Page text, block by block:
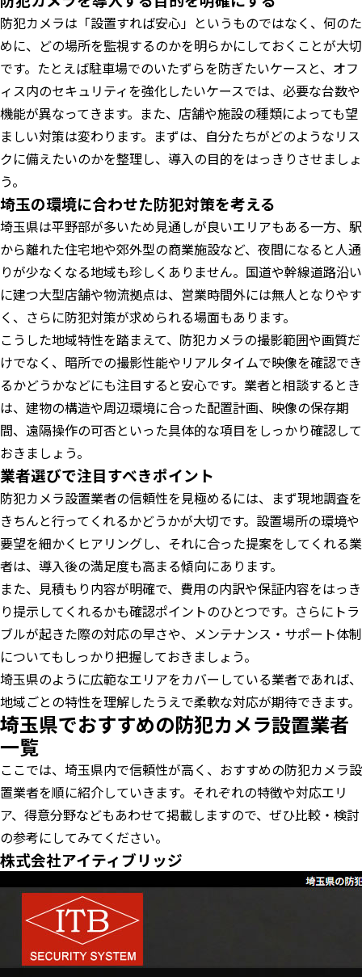
防犯カメラは「設置すれば安心」というものではなく、何のた
めに、どの場所を監視するのかを明らかにしておくことが大切
です。たとえば駐車場でのいたずらを防ぎたいケースと、オフ
ィス内のセキュリティを強化したいケースでは、必要な台数や
機能が異なってきます。また、店舗や施設の種類によっても望
ましい対策は変わります。まずは、自分たちがどのようなリス
クに備えたいのかを整理し、導入の目的をはっきりさせましょ
う。
埼玉の環境に合わせた防犯対策を考える
埼玉県は平野部が多いため見通しが良いエリアもある一方、駅
から離れた住宅地や郊外型の商業施設など、夜間になると人通
りが少なくなる地域も珍しくありません。国道や幹線道路沿い
に建つ大型店舗や物流拠点は、営業時間外には無人となりやす
く、さらに防犯対策が求められる場面もあります。
こうした地域特性を踏まえて、防犯カメラの撮影範囲や画質だ
けでなく、暗所での撮影性能やリアルタイムで映像を確認でき
るかどうかなどにも注目すると安心です。業者と相談するとき
は、建物の構造や周辺環境に合った配置計画、映像の保存期
間、遠隔操作の可否といった具体的な項目をしっかり確認して
おきましょう。
業者選びで注目すべきポイント
防犯カメラ設置業者の信頼性を見極めるには、まず現地調査を
きちんと行ってくれるかどうかが大切です。設置場所の環境や
要望を細かくヒアリングし、それに合った提案をしてくれる業
者は、導入後の満足度も高まる傾向にあります。
また、見積もり内容が明確で、費用の内訳や保証内容をはっき
り提示してくれるかも確認ポイントのひとつです。さらにトラ
ブルが起きた際の対応の早さや、メンテナンス・サポート体制
についてもしっかり把握しておきましょう。
埼玉県のように広範なエリアをカバーしている業者であれば、
地域ごとの特性を理解したうえで柔軟な対応が期待できます。
埼玉県でおすすめの防犯カメラ設置業者
一覧
ここでは、埼玉県内で信頼性が高く、おすすめの防犯カメラ設
置業者を順に紹介していきます。それぞれの特徴や対応エリ
ア、得意分野などもあわせて掲載しますので、ぜひ比較・検討
の参考にしてみてください。
株式会社アイティブリッジ